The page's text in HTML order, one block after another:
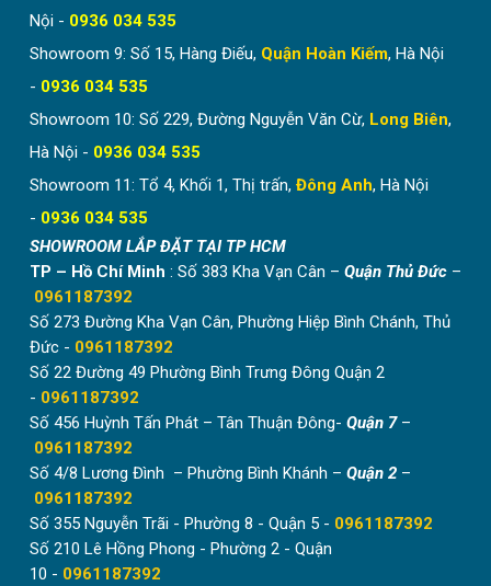
Một số giải pháp ngăn phòng ngủ được sử dụng khá
nhiều hiện nay có thể kể tới như:
Rèm vải ngăn phòng ngủ
Vách ngăn nhôm kính
Vách ngăn bằng chất liệu gỗ
Vách ngăn nhựa PVC
So với các loại vách ngăn di động này, vách tổ ong có
nhiều ưu điểm vượt trội như:
Thiết kế nhẹ, gọn hơn so với vách ngăn nhôm
kính, vách ngăn gỗ.
Ngăn điều hòa tốt, bền hơn so với vách ngăn
nhựa xếp.
Linh động, dễ sử dụng, không chiếm nhiều diện
tích.
Vách ngăn di động thường khá ít mẫu mã. Tuy
nhiên với vách tổ ong có nhiều mẫu màu để
khách hàng lựa chọn.
Nội - 0936 034 535
Showroom 9: Số 15, Hàng Điếu, Quận Hoàn Kiếm, Hà Nội
- 0936 034 535
Showroom 10: Số 229, Đường Nguyễn Văn Cừ, Long Biên,
Hà Nội - 0936 034 535
Showroom 11: Tổ 4, Khối 1, Thị trấn, Đông Anh, Hà Nội
- 0936 034 535
SHOWROOM LẮP ĐẶT TẠI TP HCM
TP – Hồ Chí Minh : Số 383 Kha Vạn Cân – Quận Thủ Đức –
0961187392
Số 273 Đường Kha Vạn Cân, Phường Hiệp Bình Chánh, Thủ
Đức - 0961187392
Số 22 Đường 49 Phường Bình Trưng Đông Quận 2
- 0961187392
Số 456 Huỳnh Tấn Phát – Tân Thuận Đông- Quận 7–
0961187392
Số 4/8 Lương Đình – Phường Bình Khánh – Quận 2 –
0961187392
Số 355 Nguyễn Trãi - Phường 8 - Quận 5 - 0961187392
Số 210 Lê Hồng Phong - Phường 2 - Quận
10 - 0961187392